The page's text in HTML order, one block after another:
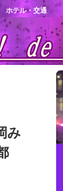
ホテル・交通
み